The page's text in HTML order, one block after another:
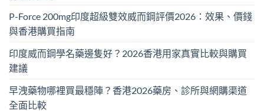
P-Force 200mg印度超級雙效威而鋼評價2026：效果、價錢
與香港購買指南
印度威而鋼學名藥邊隻好？2026香港用家真實比較與購買
建議
早洩藥物哪裡買最穩陣？香港2026藥房、診所與網購渠道
全面比較